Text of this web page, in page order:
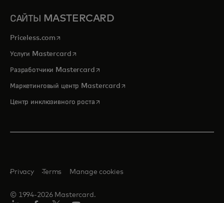
САЙТЫ MASTERCARD
Priceless.com opens in a new tab
Услуги Mastercardopens in a new tab
Разработчики Mastercardopens in a new tab
Маркетинговый центр Mastercardopens in a new tab
Центр инклюзивного ростаopens in a new tab
© 1994-2026 Mastercard.
Privacy Terms Manage cookies